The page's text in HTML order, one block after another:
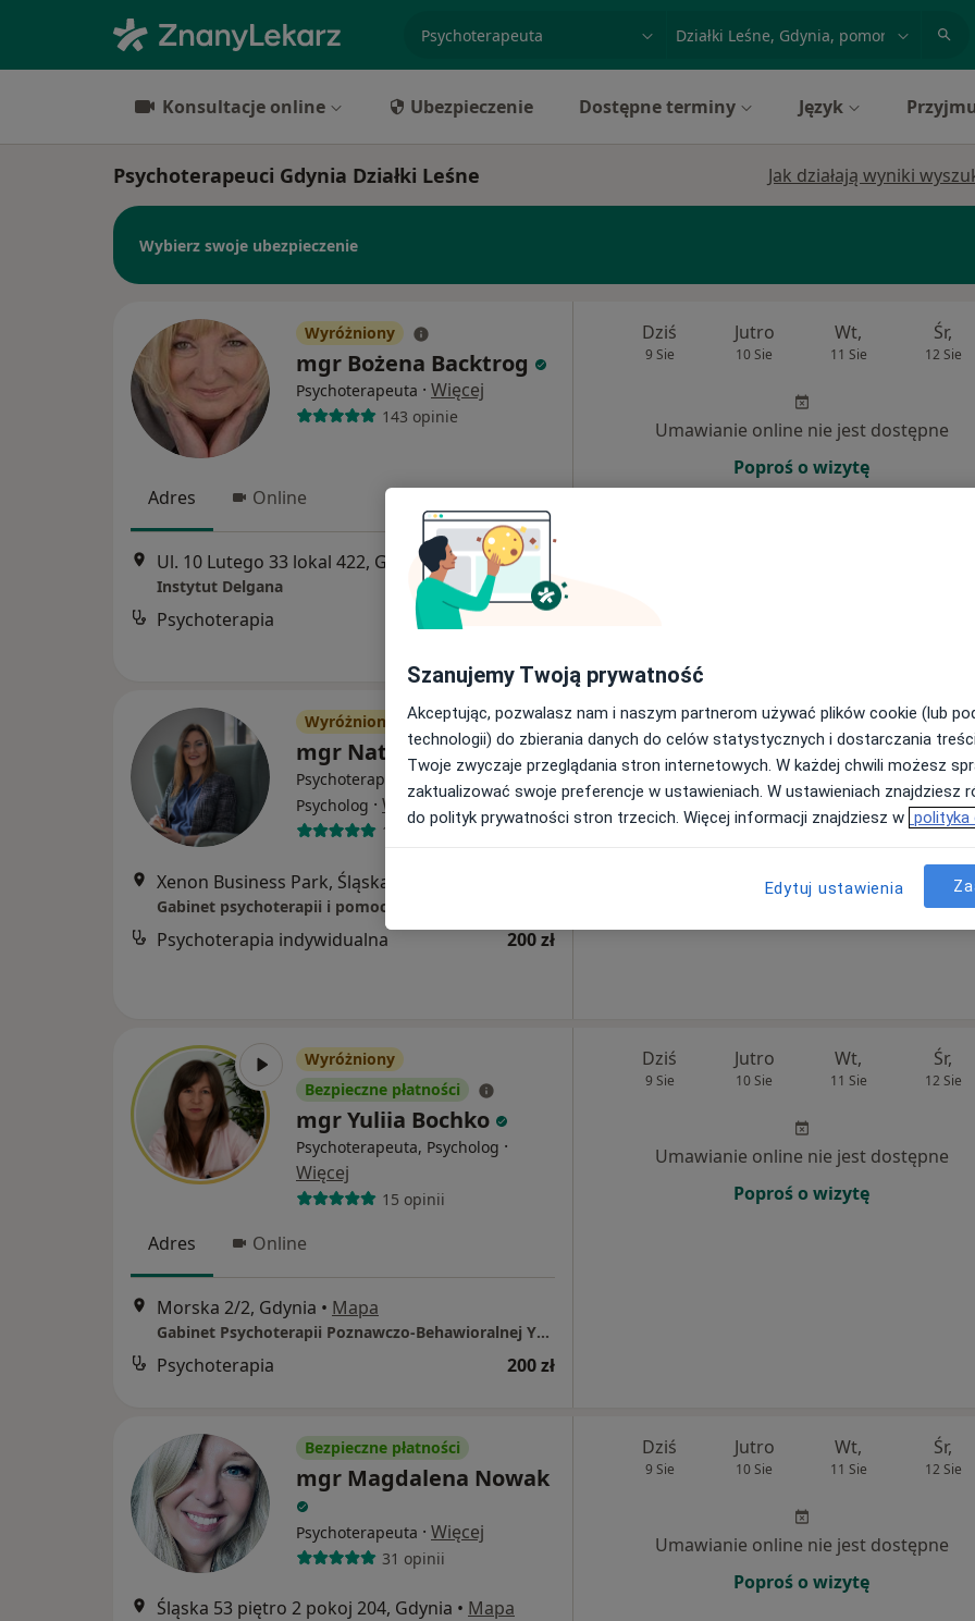
miasto lub dzielnica
Konsultacje online Ubezpieczenie Dostępne terminy Język
Psychoterapeuci Gdynia Działki Leśne Jak działają wyniki
Wybierz swoje ubezpieczenie
Wyróżniony
mgr Bożena Backtrog
Psychoterapeuta · Więcej
143 opinie
Adres Online
Ul. 10 Lutego 33 lokal 422, Gdynia • Mapa
Instytut Delgana
Psychoterapia
Dziś
9 Sie
Jutro
10 Sie
Wt,
11 Sie
Śr,
12 Sie
Umawianie online nie jest dostępne
Poproś o wizytę
Wyróżniony
mgr Natalia Józefiak
Psychoterapeuta certyfikowany,
Psycholog · Więcej
15 opinii
Psychoterapia indywidualna 200 zł
Dziś
9 Sie
Jutro
10 Sie
Wt,
11 Sie
Śr,
12 Sie
Umawianie online nie jest dostępne
Wyróżniony
Bezpieczne płatności
mgr Yuliia Bochko
Psychoterapeuta, Psycholog ·
Więcej
15 opinii
Adres Online
Morska 2/2, Gdynia • Mapa
Gabinet Psychoterapii Poznawczo-Behawioralnej Yuliia Bochko
Psychoterapia 200 zł
Dziś
9 Sie
Jutro
10 Sie
Wt,
11 Sie
Śr,
12 Sie
Umawianie online nie jest dostępne
Poproś o wizytę
Bezpieczne płatności
mgr Magdalena Nowak
Psychoterapeuta · Więcej
31 opinii
Śląska 53 piętro 2 pokoj 204, Gdynia • Mapa
Dziś
9 Sie
Jutro
10 Sie
Wt,
11 Sie
Śr,
12 Sie
Umawianie online nie jest dostępne
Poproś o wizytę
Szanujemy Twoją prywatność
Akceptując, pozwalasz nam i naszym partnerom używać plików cookie (lub
technologii) do zbierania danych do celów statystycznych i dostarczania
Twoje zwyczaje przeglądania stron internetowych. W każdej chwili możesz
zaktualizować swoje preferencje w ustawieniach. W ustawieniach znajdziesz
do polityk prywatności stron trzecich. Więcej informacji znajdziesz w polityka
Edytuj ustawienia